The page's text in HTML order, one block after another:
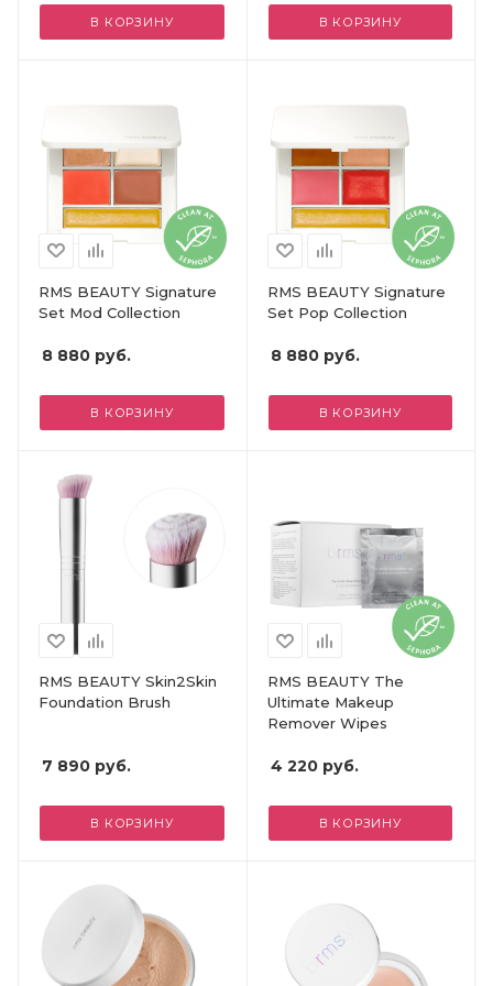
В КОРЗИНУ В КОРЗИНУ
RMS BEAUTY Signature
Set Mod Collection
8 880 руб.
В КОРЗИНУ
RMS BEAUTY Signature
Set Pop Collection
8 880руб.
В КОРЗИНУ
RMS BEAUTY Skin2Skin
Foundation Brush
7 890 руб.
В КОРЗИНУ
RMS BEAUTY The
Ultimate Makeup
Remover Wipes
4 220руб.
В КОРЗИНУ